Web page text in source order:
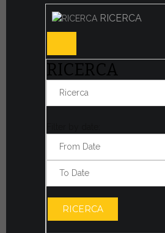
RICERCA
RICERCA
RICERCA